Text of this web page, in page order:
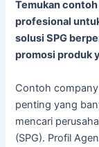
Temukan
profesional
solusi SPG
promosi produk
Contoh
penting yang
mencari
(SPG). Profil